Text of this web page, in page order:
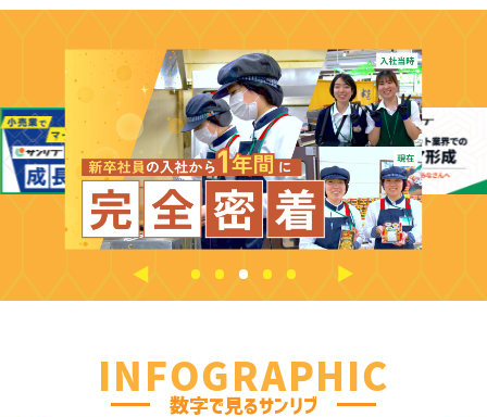
INFOGRAPHIC
数字で見るサンリブ